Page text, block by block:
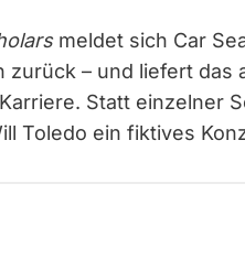
meldet sich Car
zurück – und liefert das
Statt einzelner
Toledo ein fiktives